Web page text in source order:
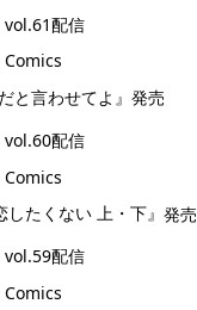
配信
と言わせてよ』 発売
配信
したくない 上・下』 発売
配信